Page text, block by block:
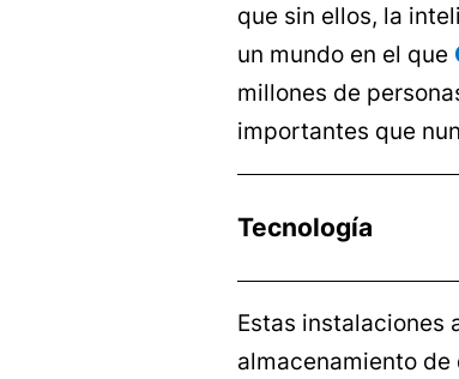
que sin ellos, la
un mundo en el que
millones de
importantes que
Tecnología
Estas instalaciones
almacenamiento